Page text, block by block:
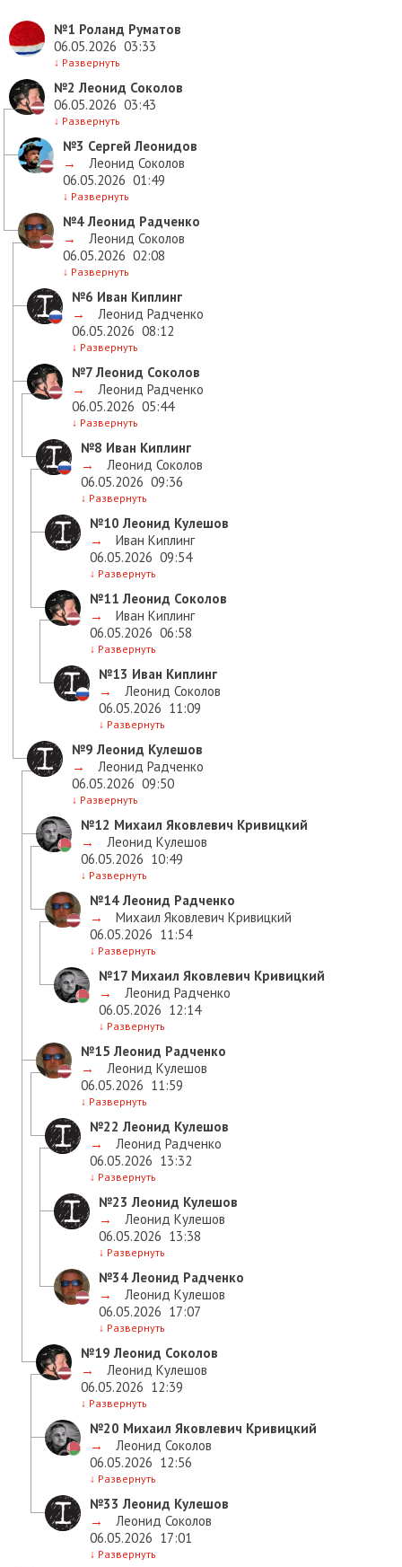
№1 Роланд Руматов
06.05.2026 03:33
↓ Развернуть
№2 Леонид Соколов
06.05.2026 03:43
↓ Развернуть
№3 Сергей Леонидов
→
Леонид Соколов
06.05.2026 01:49
↓ Развернуть
№4Леонид Радченко
→
Леонид Соколов
06.05.2026 02:08
↓ Развернуть
№6 Иван Киплинг
→
Леонид Радченко
06.05.2026 08:12
↓ Развернуть
№7Леонид Соколов
→
Леонид Радченко
06.05.2026 05:44
↓ Развернуть
№8 Иван Киплинг
→
Леонид Соколов
06.05.2026 09:36
↓ Развернуть
№10 Леонид Кулешов
→
Иван Киплинг
06.05.2026 09:54
↓ Развернуть
№11 Леонид Соколов
→
Иван Киплинг
06.05.2026 06:58
↓ Развернуть
№13 Иван Киплинг
→
Леонид Соколов
06.05.2026 11:09
↓ Развернуть
№9 Леонид Кулешов
→
Леонид Радченко
06.05.2026 09:50
↓ Развернуть
№12 Михаил Яковлевич Кривицкий
→
Леонид Кулешов
06.05.2026 10:49
↓ Развернуть
№14Леонид Радченко
→
Михаил Яковлевич Кривицкий
06.05.2026 11:54
↓ Развернуть
№17 Михаил Яковлевич Кривицкий
→
Леонид Радченко
06.05.2026 12:14
↓ Развернуть
№15 Леонид Радченко
→
Леонид Кулешов
06.05.2026 11:59
↓ Развернуть
№22 Леонид Кулешов
→
Леонид Радченко
06.05.2026 13:32
↓ Развернуть
№23 Леонид Кулешов
→
Леонид Кулешов
06.05.2026 13:38
↓ Развернуть
№34Леонид Радченко
→
Леонид Кулешов
06.05.2026 17:07
↓ Развернуть
№19 Леонид Соколов
→
Леонид Кулешов
06.05.2026 12:39
↓ Развернуть
№20 Михаил Яковлевич Кривицкий
→
Леонид Соколов
06.05.2026 12:56
↓ Развернуть
№33 Леонид Кулешов
→
Леонид Соколов
06.05.2026 17:01
↓ Развернуть